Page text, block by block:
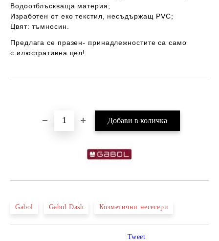
Водоотблъскваща материя;
Изработен отеко текстил, несъдържащ PVC;
Цвят: тъмносин
Предлага се празен- принадлежностите са само
с илюстративна цел!
Gabol Gabol Dash Козметични несесери
Tweet